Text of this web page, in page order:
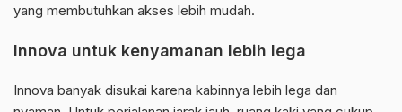
yang membutuhkan akses lebih mudah.
Innova untuk kenyamanan lebih lega
Innova banyak disukai karena kabinnya lebih lega dan